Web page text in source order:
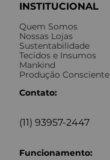
INSTITUCIONAL
Quem Somos
Nossas Lojas
Sustentabilidade
Tecidos e Insumos
Mankind
Produção Consciente
Contato:
(11) 93957-2447
Funcionamento: